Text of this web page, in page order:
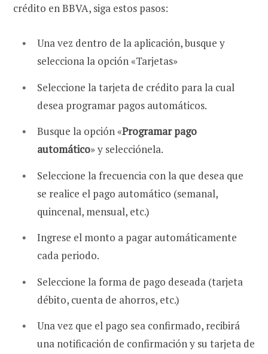
crédito en BBVA, siga estos pasos:
Una vez dentro de la aplicación, busque y
selecciona la opción «Tarjetas»
Seleccione la tarjeta de crédito para la cual
desea programar pagos automáticos.
Busque la opción «Programar pago
automático» y selecciónela.
Seleccione la frecuencia con la que desea que
se realice el pago automático (semanal,
quincenal, mensual, etc.)
Ingrese el monto a pagar automáticamente
cada periodo.
Seleccione la forma de pago deseada (tarjeta
débito, cuenta de ahorros, etc.)
Una vez que el pago sea confirmado, recibirá
una notificación de confirmación y su tarjeta de